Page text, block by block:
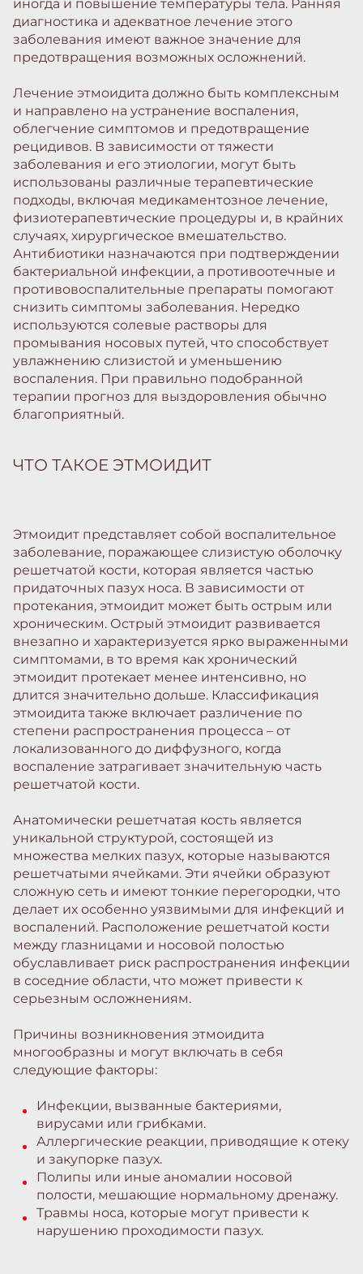
иногда и повышение температуры тела. Ранняя
диагностика и адекватное лечение этого
заболевания имеют важное значение для
предотвращения возможных осложнений.
Лечение этмоидита должно быть комплексным
и направлено на устранение воспаления,
облегчение симптомов и предотвращение
рецидивов. В зависимости от тяжести
заболевания и его этиологии, могут быть
использованы различные терапевтические
подходы, включая медикаментозное лечение,
физиотерапевтические процедуры и, в крайних
случаях, хирургическое вмешательство.
Антибиотики назначаются при подтверждении
бактериальной инфекции, а противоотечные и
противовоспалительные препараты помогают
снизить симптомы заболевания. Нередко
используются солевые растворы для
промывания носовых путей, что способствует
увлажнению слизистой и уменьшению
воспаления. При правильно подобранной
терапии прогноз для выздоровления обычно
благоприятный.
ЧТО ТАКОЕ ЭТМОИДИТ
Этмоидит представляет собой воспалительное
заболевание, поражающее слизистую оболочку
решетчатой кости, которая является частью
придаточных пазух носа. В зависимости от
протекания, этмоидит может быть острым или
хроническим. Острый этмоидит развивается
внезапно и характеризуется ярко выраженными
симптомами, в то время как хронический
этмоидит протекает менее интенсивно, но
длится значительно дольше. Классификация
этмоидита также включает различение по
степени распространения процесса – от
локализованного до диффузного, когда
воспаление затрагивает значительную часть
решетчатой кости.
Анатомически решетчатая кость является
уникальной структурой, состоящей из
множества мелких пазух, которые называются
решетчатыми ячейками. Эти ячейки образуют
сложную сеть и имеют тонкие перегородки, что
делает их особенно уязвимыми для инфекций и
воспалений. Расположение решетчатой кости
между глазницами и носовой полостью
обуславливает риск распространения инфекции
в соседние области, что может привести к
серьезным осложнениям.
Причины возникновения этмоидита
многообразны и могут включать в себя
следующие факторы:
Инфекции, вызванные бактериями,
вирусами или грибками.
Аллергические реакции, приводящие к отеку
и закупорке пазух.
Полипы или иные аномалии носовой
полости, мешающие нормальному дренажу.
Травмы носа, которые могут привести к
нарушению проходимости пазух.